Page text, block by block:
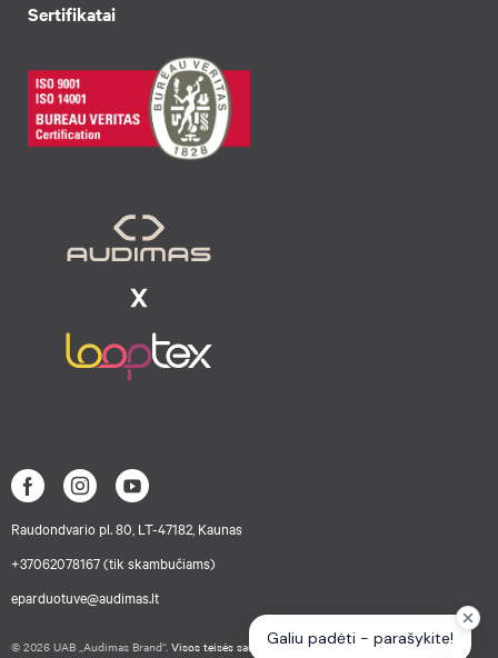
Sertifikatai
Raudondvario pl. 80, LT-47182, Kaunas
+37062078167 (tik skambučiams)
eparduotuve@audimas.lt
© 2026 UAB „Audimas Brand“. Visos teisės saugomos.